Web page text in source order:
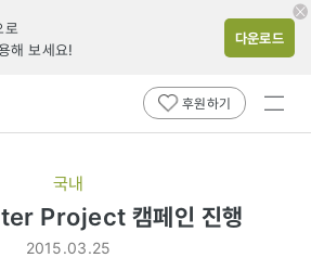
로
해 보세요!
다운로드
후원하기
전체
국내
Project 캠페인 진행
2015.03.25